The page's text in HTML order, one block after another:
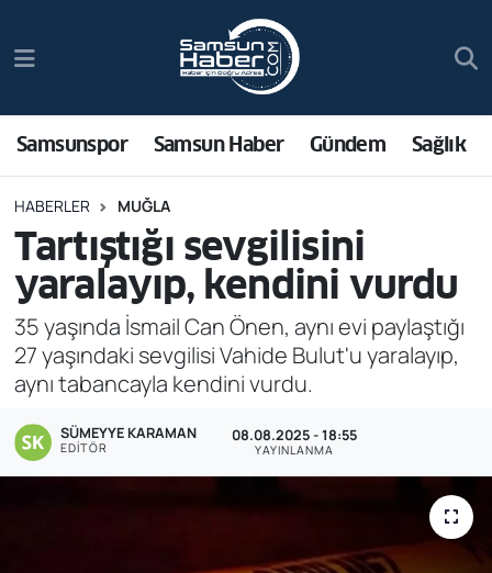
Samsunspor Samsun Haber Gündem Sağlık
HABERLER MUĞLA
Tartıştığı sevgilisini
yaralayıp, kendini vurdu
35 yaşında İsmail Can Önen, aynı evi paylaştığı
27 yaşındaki sevgilisi Vahide Bulut'u yaralayıp,
aynı tabancayla kendini vurdu.
SÜMEYYE KARAMAN
EDITÖR
08.08.2025 - 18:55
YAYINLANMA
Samsun Haber
Sağlık
Asayiş
Bilim ve Teknoloji
Bölge
Dünya
Ekonomi
Trafik Durumu
Süper Lig Puan Durumu ve Fikstür
Tüm Manşetler
Son Dakika Haberleri
Haber Arşivi